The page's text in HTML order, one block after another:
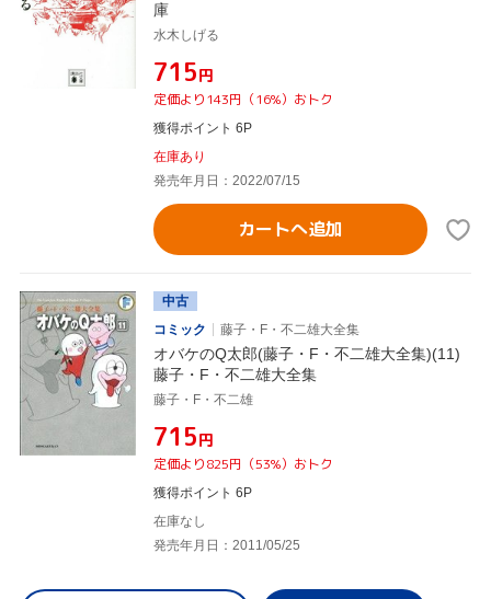
庫
水木しげる
¥715円
定価より143円（16%）おトク
獲得ポイント 6P
在庫あり
発売年月日：2022/07/15
カートへ追加
中古
コミック
藤子・F・不二雄大全集
オバケのQ太郎(藤子・F・不二雄大全集)(11)
藤子・F・不二雄大全集
藤子・F・不二雄
¥715円
定価より825円（53%）おトク
獲得ポイント 6P
在庫なし
発売年月日：2011/05/25